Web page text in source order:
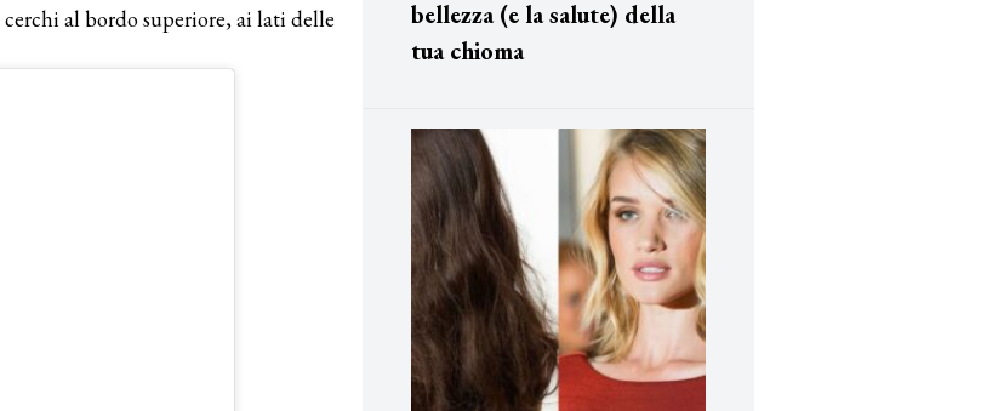
al bordo superiore, ai lati delle
bellezza (e la salute) della
tua chioma